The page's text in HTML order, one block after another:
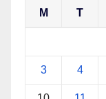
M T
3 4